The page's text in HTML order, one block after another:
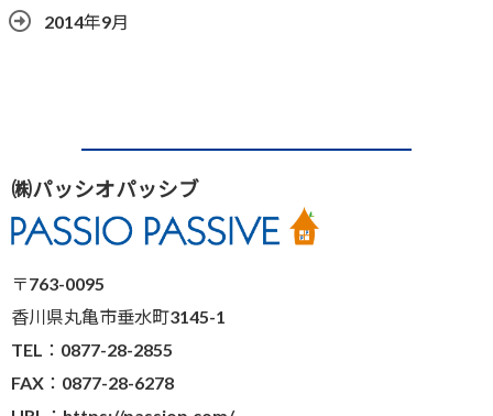
2014年9月
㈱パッシオパッシブ
〒763-0095
香川県丸亀市垂水町3145-1
TEL：0877-28-2855
FAX：0877-28-6278